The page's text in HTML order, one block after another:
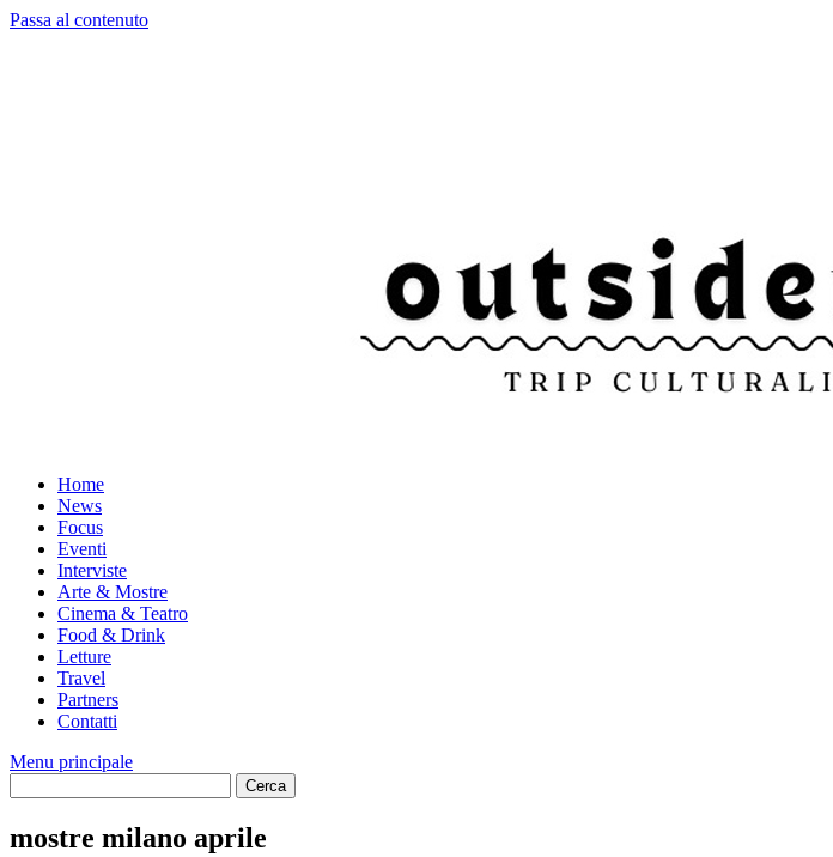
Passa al contenuto
Home
News
Focus
Eventi
Interviste
Arte & Mostre
Cinema & Teatro
Food & Drink
Letture
Travel
Partners
Contatti
Menu principale
mostre milano aprile